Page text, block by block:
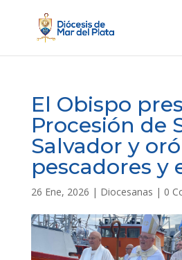
El Obispo
Procesión de
Salvador y
pescadores y
26 Ene, 2026 | Diocesanas | 0